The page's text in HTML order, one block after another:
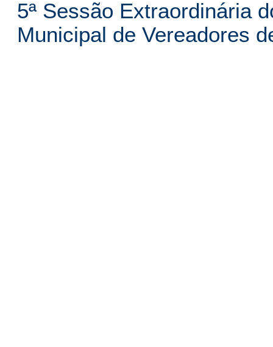
5ª Sessão Extraordinária
Municipal de Vereadores